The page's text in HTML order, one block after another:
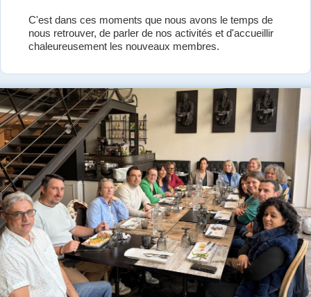
C'est dans ces moments que nous avons le temps de
nous retrouver, de parler de nos activités et d'accueillir
chaleureusement les nouveaux membres.